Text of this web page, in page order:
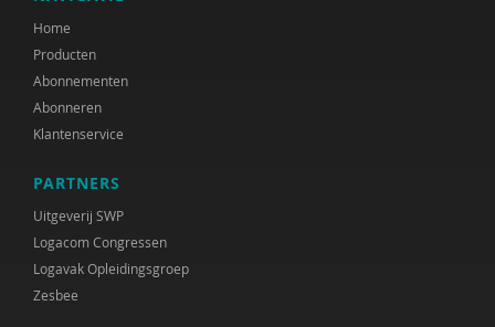
Herman Baartman
Paul Baeten
Hilde Bakker
Dick Barelds
Cora Bartelink
Fiet van Beek
Home
Producten
Abonnementen
Abonneren
Klantenservice
PARTNERS
Uitgeverij SWP
Logacom Congressen
Logavak Opleidingsgroep
Zesbee